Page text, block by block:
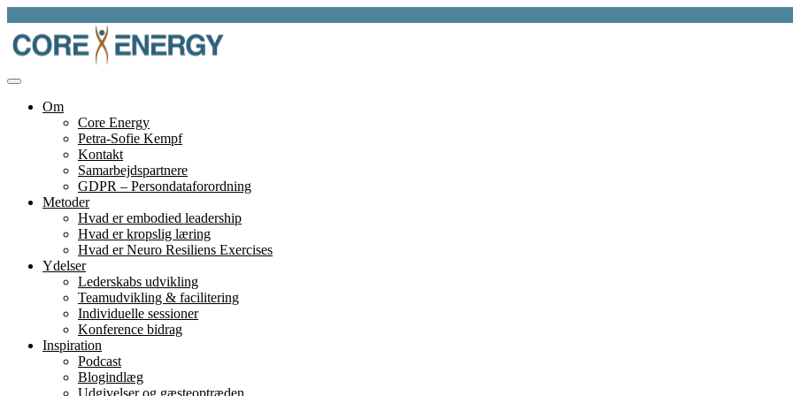
content
Core Energy
Om
Core Energy
Petra-Sofie Kempf
Kontakt
Samarbejdspartnere
GDPR – Persondataforordning
Metoder
Hvad er embodied leadership
Hvad er kropslig læring
Hvad er Neuro Resiliens Exercises
Ydelser
Lederskabs udvikling
Teamudvikling & facilitering
Individuelle sessioner
Konference bidrag
Inspiration
Podcast
Blogindlæg
Udgivelser og gæsteoptræden